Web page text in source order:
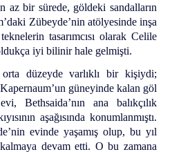
az bir sürede, göldeki sandalların
Zübeyde’nin atölyesinde inşa
tasarımcısı olarak Celile
iyi bilinir hale gelmişti.
orta düzeyde varlıklı bir kişiydi;
güneyinde kalan göl
Bethsaida’nın ana balıkçılık
aşağısında konumlanmıştı.
evinde yaşamış olup, bu yıl
devam etti. O bu zamana